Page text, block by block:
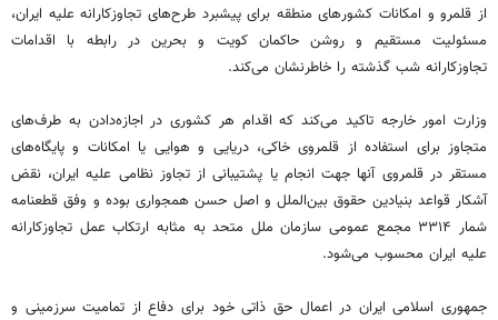
از قلمرو و امکانات کشورهای منطقه برای پیشبرد طرح‌های تجاوزکارانه علیه ایران،
مسئولیت مستقیم و روشن حاکمان کویت و بحرین در رابطه با اقدامات
تجاوزکارانه شب گذشته را خاطرنشان می‌کند.
وزارت امور خارجه تاکید می‌کند که اقدام هر کشوری در اجازه‌دادن به طرف‌های
متجاوز برای استفاده از قلمروی خاکی، دریایی و هوایی یا امکانات و پایگاه‌های
مستقر در قلمروی آنها جهت انجام یا پشتیبانی از تجاوز نظامی علیه ایران، نقض
آشکار قواعد بنیادین حقوق بین‌الملل و اصل حسن همجواری بوده و وفق قطعنامه
شمار ۳۳۱۴ مجمع عمومی سازمان ملل متحد به مثابه ارتکاب عمل تجاوزکارانه
علیه ایران محسوب می‌شود.
جمهوری اسلامی ایران در اعمال حق ذاتی خود برای دفاع از تمامیت سرزمینی و